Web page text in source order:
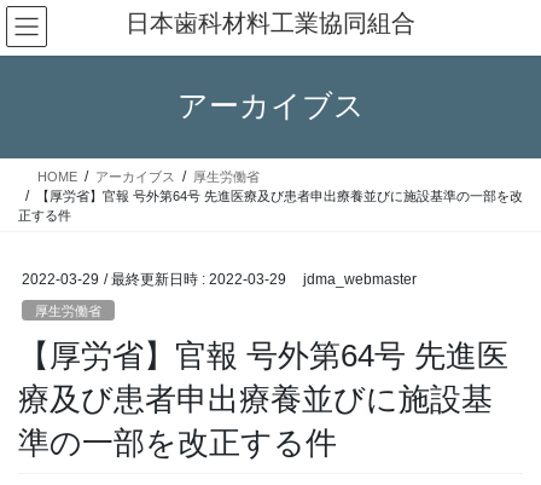
コ
ン
テ
ス
ナ
ビ
ゲ
ン
日本歯科材料工業協同組合
アーカイブス
HOME アーカイブス
厚生労働省
【厚労省】官報 号外第64号 先進医療及び患者申出療養並びに施設基準の一部を改
正する件
2022-03-29 / 最終更新日時 : 2022-03-29 jdma_webmaster
厚生労働省
【厚労省】官報 号外第64号 先進医
療及び患者申出療養並びに施設基
準の一部を改正する件